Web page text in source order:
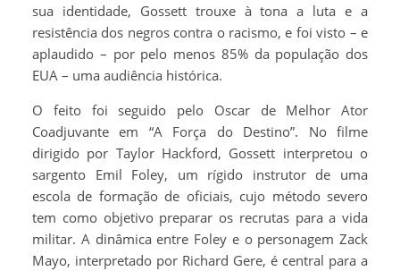
sua identidade, Gossett trouxe à tona a luta e a
resistência dos negros contra o racismo, e foi visto – e
aplaudido – por pelo menos 85% da população dos
EUA – uma audiência histórica.
O feito foi seguido pelo Oscar de Melhor Ator
Coadjuvante em “A Força do Destino”. No filme
dirigido por Taylor Hackford, Gossett interpretou o
sargento Emil Foley, um rígido instrutor de uma
escola de formação de oficiais, cujo método severo
tem como objetivo preparar os recrutas para a vida
militar. A dinâmica entre Foley e o personagem Zack
Mayo, interpretado por Richard Gere, é central para a